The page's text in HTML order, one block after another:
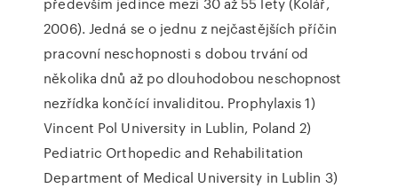
2006). Jedná se o jednu z nejčastějších příčin
pracovní neschopnosti s dobou trvání od
několika dnů až po dlouhodobou neschopnost
nezřídka končící invaliditou. Prophylaxis 1)
Vincent Pol University in Lublin, Poland 2)
Pediatric Orthopedic and Rehabilitation
Department of Medical University in Lublin 3)